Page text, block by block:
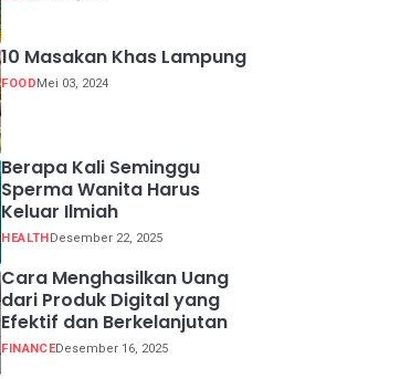
10 Masakan Khas Lampung
FOOD Mei 03, 2024
Berapa Kali Seminggu
Sperma Wanita Harus
Keluar Ilmiah
HEALTH Desember 22, 2025
Cara Menghasilkan Uang
dari Produk Digital yang
Efektif dan Berkelanjutan
FINANCEDesember 16, 2025